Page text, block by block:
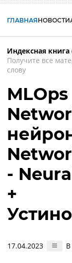
ГЛАВНАЯНОВОСТИ
Индексная книга
Получите все
слову
-
+
17.04.2023